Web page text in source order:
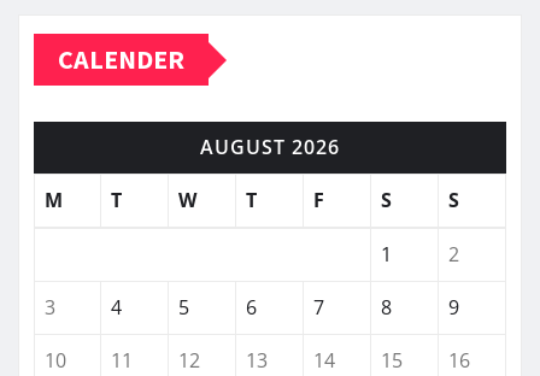
CALENDER
AUGUST 2026
M
T W T F S S
1
2
3
4 5 6 7 8
9
10
11 12 13 14 15 16